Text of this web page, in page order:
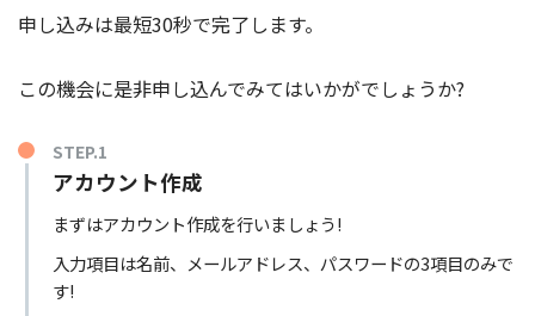
申し込みは最短30秒で完了します。
この機会に是非申し込んでみてはいかがでしょうか?
STEP.1
アカウント作成
まずはアカウント作成を行いましょう!
入力項目は名前、メールアドレス、パスワードの3項目のみで
す!